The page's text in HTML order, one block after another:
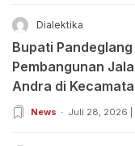
Dialektika
Bupati
Pembangunan
Andra di
News Juli 28, 2026 |